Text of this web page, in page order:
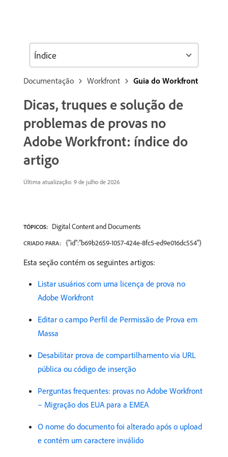
Documentação Workfront Guia do Workfront
Dicas, truques e solução de
problemas de provas no
Adobe Workfront: índice do
artigo
Última atualização: 9 de julho de 2026
TÓPICOS: Digital Content and Documents
CRIADO PARA: {"id":"b69b2659-1057-424e-8fc5-ed9e016dc554"}
Esta seção contém os seguintes artigos:
Listar usuários com uma licença de prova no
Adobe Workfront
Editar o campo Perfil de Permissão de Prova em
Massa
Desabilitar prova de compartilhamento via URL
pública ou código de inserção
Perguntas frequentes: provas no Adobe Workfront
– Migração dos EUA para a EMEA
O nome do documento foi alterado após o upload
e contém um caractere inválido
Índice